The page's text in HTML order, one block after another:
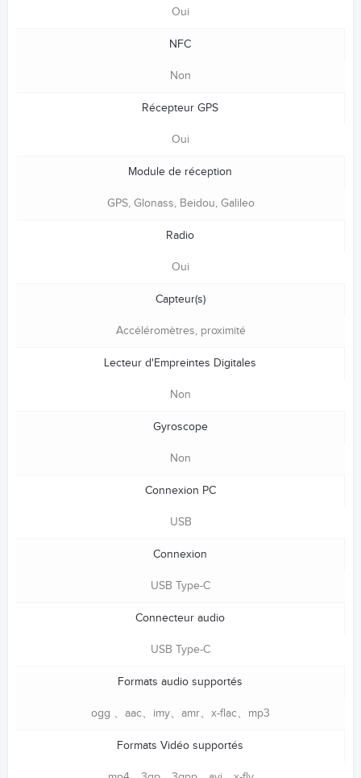
Oui
NFC
Non
Récepteur GPS
Oui
Module de réception
GPS, Glonass, Beidou, Galileo
Radio
Oui
Capteur(s)
Accéléromètres, proximité
Lecteur d'Empreintes Digitales
Non
Gyroscope
Non
Connexion PC
USB
Connexion
USB Type-C
Connecteur audio
USB Type-C
Formats audio supportés
ogg 、aac、imy、amr、x-flac、mp3
Formats Vidéo supportés